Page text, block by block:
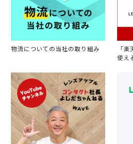
物流についての当社の取り組み
「
使え